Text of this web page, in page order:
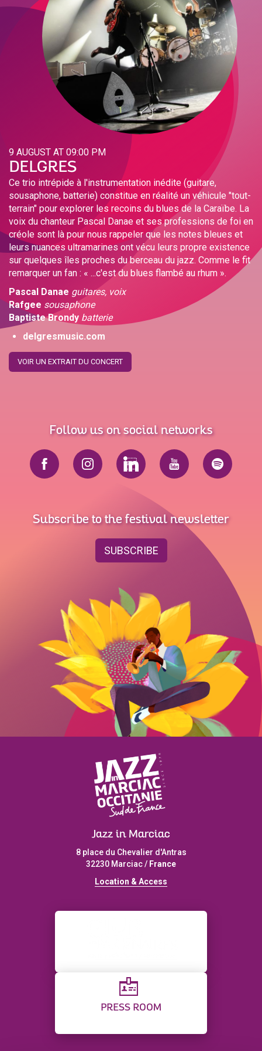
9 AUGUST AT 09:00 PM
DELGRES
Ce trio intrépide à l'instrumentation inédite (guitare,
sousaphone, batterie) constitue en réalité un véhicule "tout-
terrain" pour explorer les recoins du blues de la Caraïbe. La
voix du chanteur Pascal Danae et ses professions de foi en
créole sont là pour nous rappeler que les notes bleues et
leurs nuances ultramarines ont vécu leurs propre existence
sur quelques îles proches du berceau du jazz. Comme le fit
remarquer un fan : « ...c'est du blues flambé au rhum ».
Pascal Danae guitares, voix
Rafgee sousaphone
Baptiste Brondy batterie
delgresmusic.com
VOIR UN EXTRAIT DU CONCERT
Follow us on social networks
Subscribe to the festival newsletter
SUBSCRIBE
Jazz in Marciac
8 place du Chevalier d'Antras
32230 Marciac / France
Location & Access
PRESS ROOM